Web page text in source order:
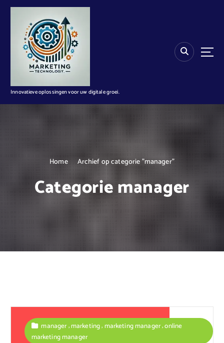
n
Innovatieve oplossingen voor uw digitale groei.
Home Archief op categorie "manager"
Categorie manager
manager,marketing,marketing manager,online
marketing manager